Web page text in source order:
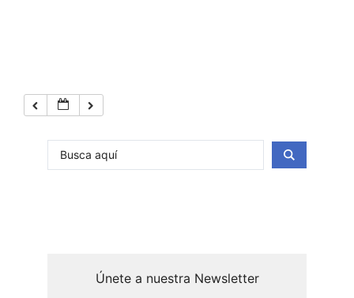
Únete a nuestra Newsletter